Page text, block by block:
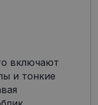
включают
и тонкие